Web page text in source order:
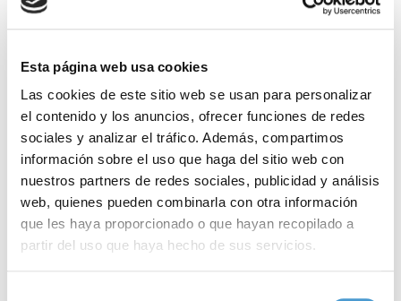
Esta página web usa cookies
Las cookies de este sitio web se usan para personalizar
el contenido y los anuncios, ofrecer funciones de redes
sociales y analizar el tráfico. Además, compartimos
información sobre el uso que haga del sitio web con
nuestros partners de redes sociales, publicidad y análisis
web, quienes pueden combinarla con otra información
que les haya proporcionado o que hayan recopilado a
partir del uso que haya hecho de sus servicios.
Pérez, presidente de la Confederación de asociaciones de
el presidente del Grupo Español de Trabajo en Enfermedad de
Crohn y Colitis Ulcerosa (GETECCU), el Dr. Fernando Gomollón.
Noticias
relacionadas